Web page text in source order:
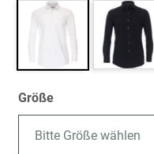
Größe
Bitte Größe wählen